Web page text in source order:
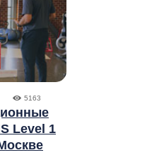
5163
Level 1